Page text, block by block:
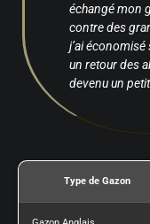
échangé mon
contre des
j’ai économisé
un retour des
devenu un
Type de Gazon